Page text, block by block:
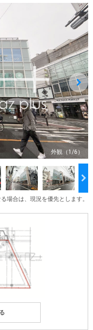
外観（1/6）
場合は、現況を優先とします。